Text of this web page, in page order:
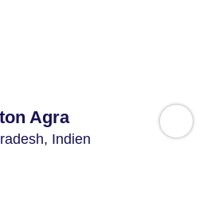
Agra
Indien